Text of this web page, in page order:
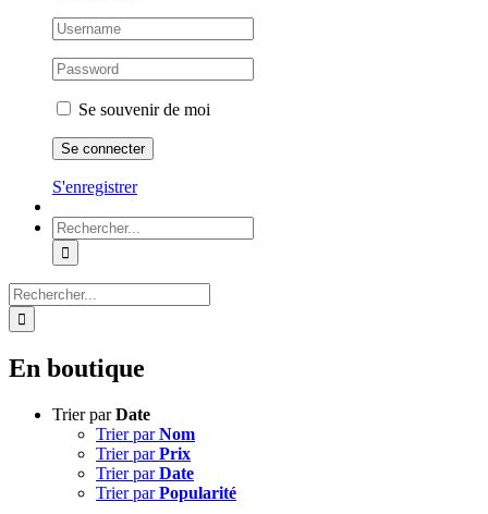
Se souvenir de moi
S'enregistrer
Rechercher:
Rechercher:
En boutique
Trier parDate
Trier parNom
Trier parPrix
Trier parDate
Trier parPopularité